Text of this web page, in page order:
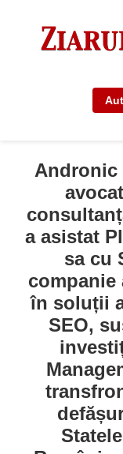
Andronic
a asistat
sa cu
companie
în soluții
SEO,